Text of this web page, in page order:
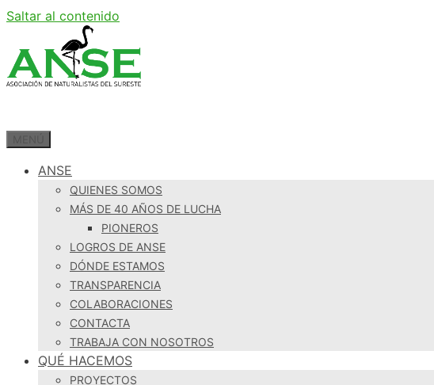
Saltar al contenido
ANSE
QUIENES SOMOS
MÁS DE 40 AÑOS DE LUCHA
PIONEROS
LOGROS DE ANSE
DÓNDE ESTAMOS
TRANSPARENCIA
COLABORACIONES
CONTACTA
TRABAJA CON NOSOTROS
QUÉ HACEMOS
PROYECTOS